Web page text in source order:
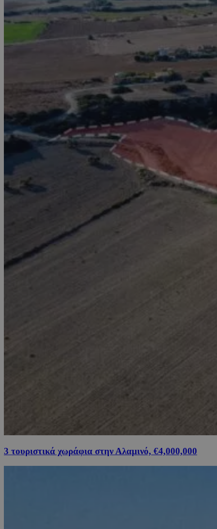
3 τουριστικά χωράφια στην Αλαμινό, €4,000,000